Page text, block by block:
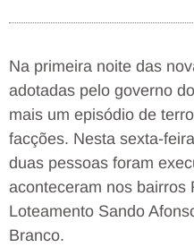
Na primeira noite das
adotadas pelo governo
mais um episódio de
facções. Nesta sexta-
duas pessoas foram
aconteceram nos bairros
Loteamento Sando
Branco.